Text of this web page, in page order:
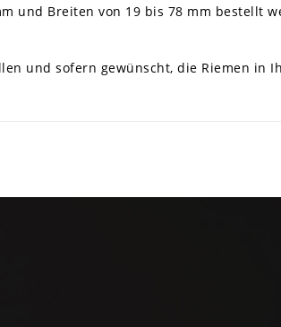
und Breiten von 19 bis 78 mm bestellt
und sofern gewünscht, die Riemen in